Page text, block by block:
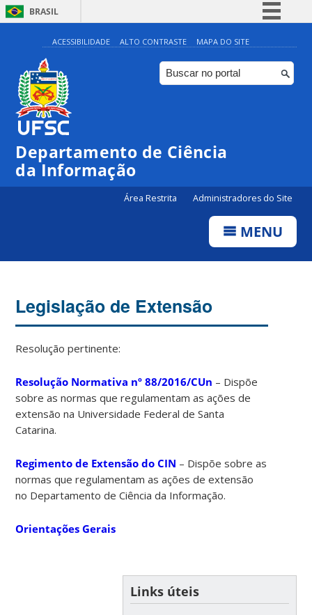
BRASIL
Simplifique!
Comunica BR
Participe
Canais
ACESSIBILIDADE ALTO CONTRASTE MAPA DO SITE
Departamento de Ciência
da Informação
Área Restrita Administradores do Site
MENU
Legislação de Extensão
Resolução pertinente:
Resolução Normativa nº 88/2016/CUn – Dispõe
sobre as normas que regulamentam as ações de
extensão na Universidade Federal de Santa
Catarina.
Regimento de Extensão do CIN – Dispõe sobre as
normas que regulamentam as ações de extensão
no Departamento de Ciência da Informação.
Orientações Gerais
Links úteis